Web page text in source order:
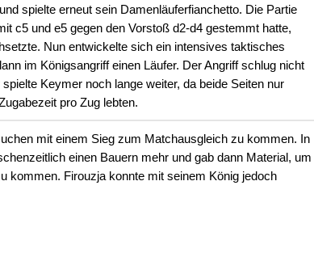
spielte erneut sein Damenläuferfianchetto. Die Partie
c5 und e5 gegen den Vorstoß d2-d4 gestemmt hatte,
Nun entwickelte sich ein intensives taktisches
im Königsangriff einen Läufer. Der Angriff schlug nicht
Keymer noch lange weiter, da beide Seiten nur
pro Zug lebten.
mit einem Sieg zum Matchausgleich zu kommen. In
einen Bauern mehr und gab dann Material, um
kommen. Firouzja konnte mit seinem König jedoch